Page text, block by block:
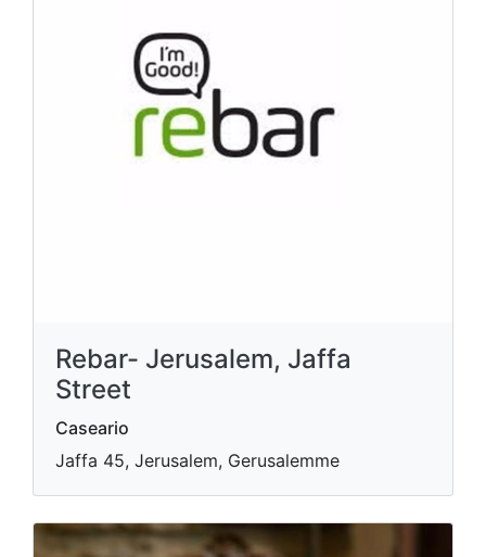
Rebar- Jerusalem, Jaffa
Street
Caseario
Jaffa 45, Jerusalem, Gerusalemme